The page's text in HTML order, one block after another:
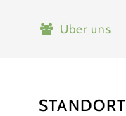
Über uns
STANDORT